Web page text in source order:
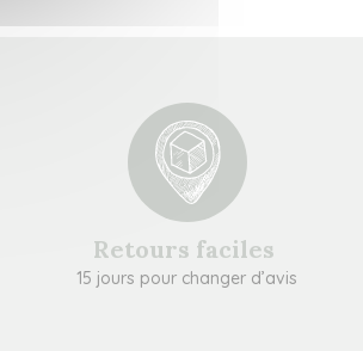
Retours faciles
15 jours pour changer d’avis